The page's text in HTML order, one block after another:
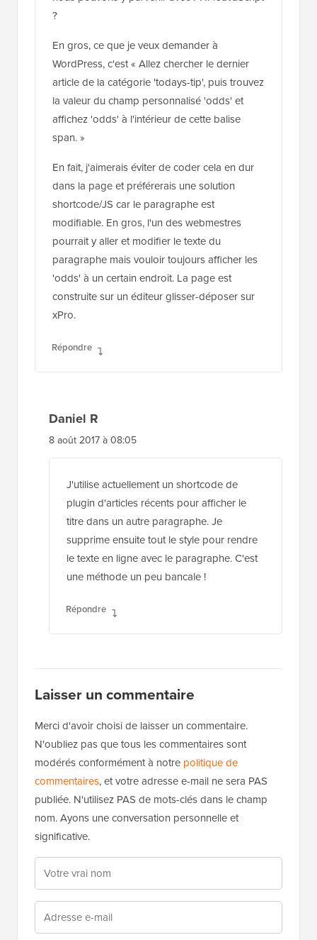
shortcode/JS car le paragraphe est
pourrait y aller et modifier le texte du
paragraphe mais vouloir toujours afficher les
'odds' à un certain endroit. La page est
construite sur un éditeur glisser-déposer sur
xPro.
Daniel R
8 août 2017 à 08:05
J'utilise actuellement un shortcode de
plugin d'articles récents pour afficher le
supprime ensuite tout le style pour rendre
le texte en ligne avec le paragraphe. C'est
Répondre
Laisser un commentaire
Merci d'avoir choisi de laisser un commentaire.
N'oubliez pas que tous les commentaires sont
modérés conformément à notrepolitique de
publiée. N'utilisez PAS de mots-clés dans le champ
Notifiez-moi